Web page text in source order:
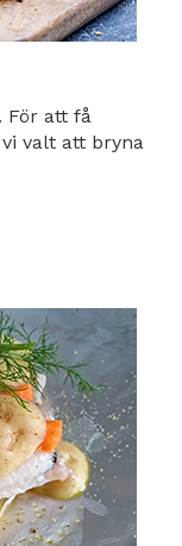
För att få
valt att bryna